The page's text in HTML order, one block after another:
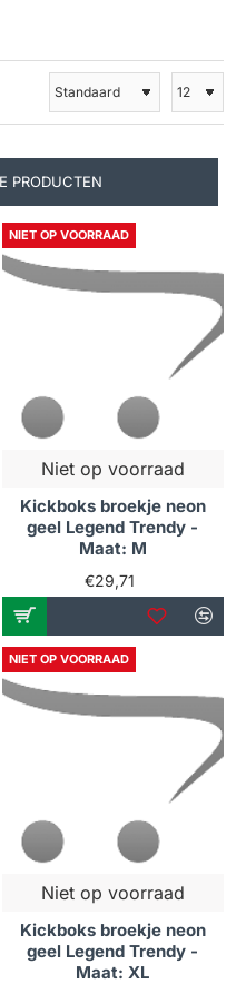
PRODUCTEN
NIET OP VOORRAAD
Niet op voorraad
Kickboks broekje neon
geel Legend Trendy -
Maat: M
€29,71
NIET OP VOORRAAD
Niet op voorraad
Kickboks broekje neon
geel Legend Trendy -
Maat: XL